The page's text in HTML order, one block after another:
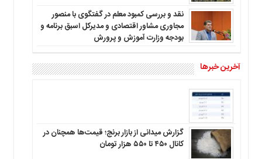
نقد و بررسی کمبود معلم در گفتگوی با منصور
مجاوری مشاور اقتصادی و مدیرکل اسبق برنامه و
بودجه وزارت آموزش و پرورش
آخرین خبرها
گزارش میدانی از بازار برنج؛ قیمت‌ها همچنان در
کانال ۴۵۰ تا ۵۵۰ هزار تومان